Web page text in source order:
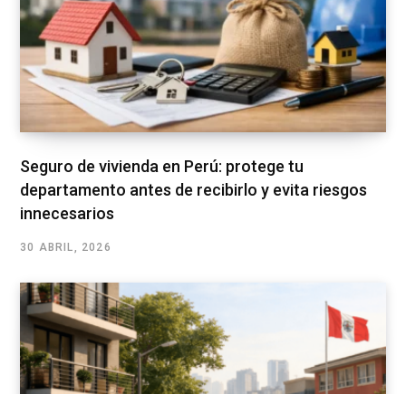
Seguro de vivienda en Perú: protege tu
departamento antes de recibirlo y evita riesgos
innecesarios
30 ABRIL, 2026